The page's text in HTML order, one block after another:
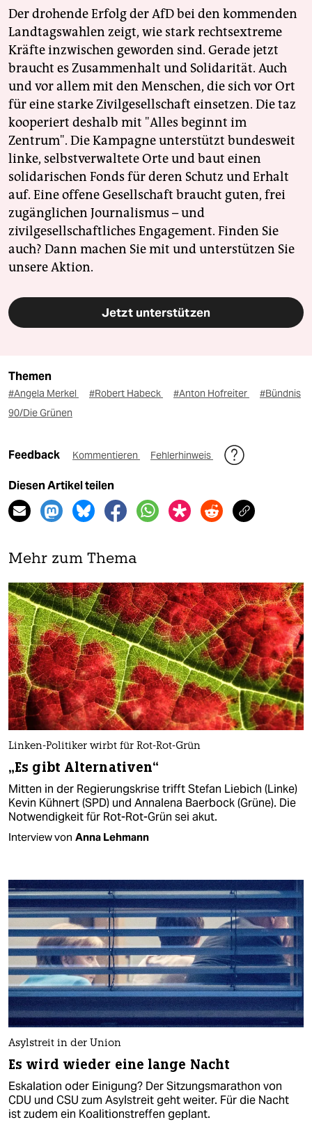
Der drohende Erfolg der AfD bei den kommenden
Landtagswahlen zeigt, wie stark rechtsextreme
Kräfte inzwischen geworden sind. Gerade jetzt
braucht es Zusammenhalt und Solidarität. Auch
und vor allem mit den Menschen, die sich vor Ort
für eine starke Zivilgesellschaft einsetzen. Die taz
kooperiert deshalb mit "Alles beginnt im
Zentrum". Die Kampagne unterstützt bundesweit
linke, selbstverwaltete Orte und baut einen
solidarischen Fonds für deren Schutz und Erhalt
auf. Eine offene Gesellschaft braucht guten, frei
zugänglichen Journalismus – und
zivilgesellschaftliches Engagement. Finden Sie
auch? Dann machen Sie mit und unterstützen Sie
unsere Aktion.
Jetzt unterstützen
Themen
#Angela Merkel #Robert Habeck #Anton Hofreiter
#Bündnis
90/Die Grünen
Feedback Kommentieren Fehlerhinweis
Diesen Artikel teilen
Mehr zum Thema
Linken-Politiker wirbt für Rot-Rot-Grün
„Es gibt Alternativen“
Mitten in der Regierungskrise trifft Stefan Liebich (Linke)
Kevin Kühnert (SPD) und Annalena Baerbock (Grüne). Die
Notwendigkeit für Rot-Rot-Grün sei akut.
Interview von Anna Lehmann
Asylstreit in der Union
Es wird wieder eine lange Nacht
Eskalation oder Einigung? Der Sitzungsmarathon von
CDU und CSU zum Asylstreit geht weiter. Für die Nacht
ist zudem ein Koalitionstreffen geplant.